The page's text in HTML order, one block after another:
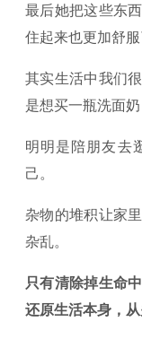
最后她把这些东
住起来也更加舒服
其实生活中我们
是想买一瓶洗面
明明是陪朋友去
己。
杂物的堆积让家
杂乱。
只有清除掉生命
还原生活本身，